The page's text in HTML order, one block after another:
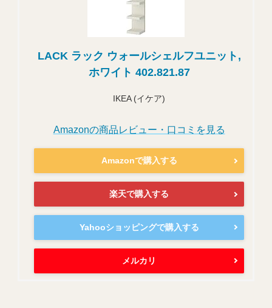
LACK ラック ウォールシェルフユニット,
ホワイト 402.821.87
IKEA (イケア)
Amazonの商品レビュー・口コミを見る
Amazonで購入する
楽天で購入する
Yahooショッピングで購入する
メルカリ